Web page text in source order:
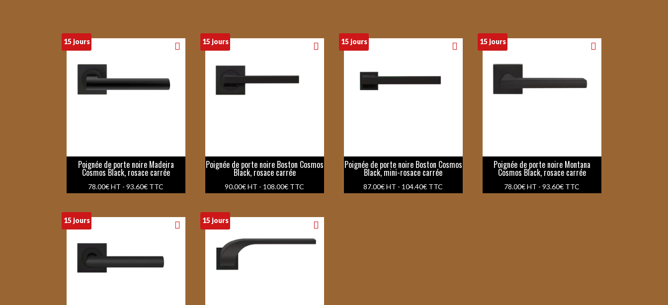
15 jours
Poignée de porte noire Madeira
Cosmos Black, rosace carrée
78.00€ HT -93.60€ TTC
15 jours
Poignée de porte noire Boston Cosmos
Black, rosace carrée
90.00€ HT - 108.00€ TTC
15 jours
Poignée de porte noire Boston Cosmos
Black, mini-rosace carrée
87.00€ HT - 104.40€ TTC
15 jours
Poignée de porte noire Montana
Cosmos Black, rosace carrée
78.00€ HT -93.60€ TTC
15 jours 15 jours